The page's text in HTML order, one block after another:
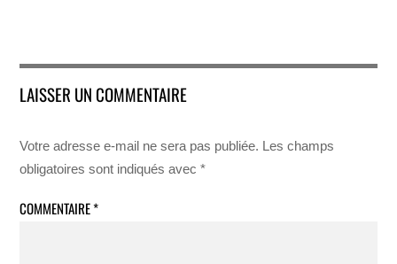
LAISSER UN COMMENTAIRE
Votre adresse e-mail ne sera pas publiée. Les champs
obligatoires sont indiqués avec*
COMMENTAIRE*